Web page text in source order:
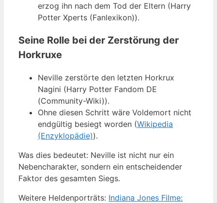
erzog ihn nach dem Tod der Eltern (Harry
Potter Xperts (Fanlexikon)).
Seine Rolle bei der Zerstörung der
Horkruxe
Neville zerstörte den letzten Horkrux
Nagini (Harry Potter Fandom DE
(Community-Wiki)).
Ohne diesen Schritt wäre Voldemort nicht
endgültig besiegt worden (Wikipedia
(Enzyklopädie)).
Was dies bedeutet: Neville ist nicht nur ein
Nebencharakter, sondern ein entscheidender
Faktor des gesamten Siegs.
Weitere Heldenporträts: Indiana Jones Filme: